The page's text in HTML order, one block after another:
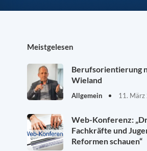
Meistgelesen
Berufsorientierung
Wieland
Allgemein 11. März
Web-Konferenz:
Fachkräfte und
Reformen schauen“